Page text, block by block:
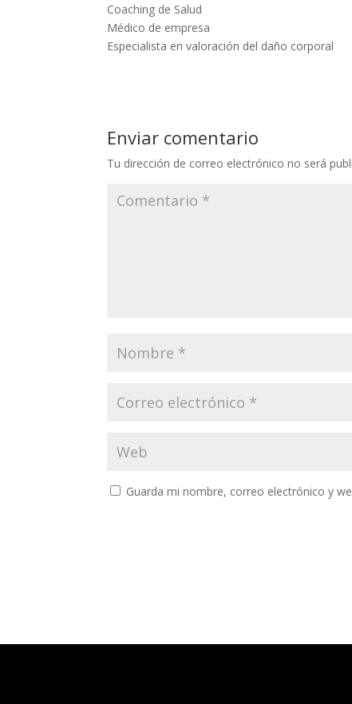
Coaching de Salud
Médico de empresa
Especialista en valoración del daño corporal
Enviar comentario
Tu dirección de correo electrónico no será
Guarda mi nombre, correo electrónico y